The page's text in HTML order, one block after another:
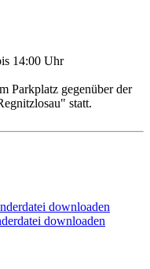
14:00 Uhr
Parkplatz gegenüber der
statt.
downloaden
downloaden